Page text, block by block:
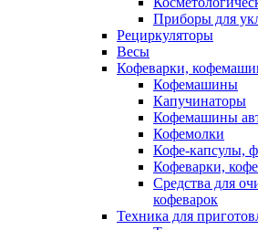
Приборы для
Рециркуляторы
Весы
Кофеварки,
Кофемашины
Капучинаторы
Кофемашины
Кофемолки
Кофе-капсулы,
Кофеварки,
Средства для
кофеварок
Техника для